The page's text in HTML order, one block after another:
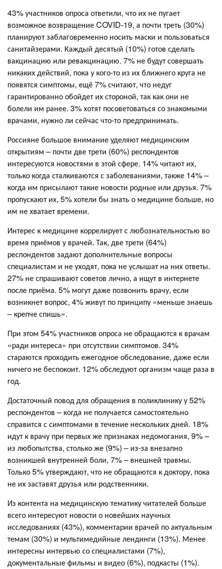
43% участников опроса ответили, что их не пугает
возможное возвращение COVID-19, а почти треть (30%)
планируют заблаговременно носить маски и пользоваться
санитайзерами. Каждый десятый (10%) готов сделать
вакцинацию или ревакцинацию. 7% не будут совершать
никаких действий, пока у кого-то из их ближнего круга не
появятся симптомы, ещё 7% считают, что недуг
гарантированно обойдет их стороной, так как они не
болели им ранее. 3% хотят посоветоваться со знакомыми
врачами, нужно ли сейчас что-то предпринимать.
Россияне большое внимание уделяют медицинским
открытиям – почти две трети (60%) респондентов
интересуются новостями в этой сфере. 14% читают их,
только когда сталкиваются с заболеваниями, также 14% –
когда им присылают такие новости родные или друзья. 7%
пропускают их, 5% хотели бы знать о медицине больше, но
им не хватает времени.
Интерес к медицине коррелирует с любознательностью во
время приёмов у врачей. Так, две трети (64%)
респондентов задают дополнительные вопросы
специалистам и не уходят, пока не услышат на них ответы.
27% не спрашивают советов лично, а ищут в интернете
после приёма. 5% могут даже позвонить врачу, если
возникнет вопрос, 4% живут по принципу «меньше знаешь
– крепче спишь».
При этом 54% участников опроса не обращаются к врачам
«ради интереса» при отсутствии симптомов. 34%
стараются проходить ежегодное обследование, даже если
ничего не беспокоит. 12% обследуют организм чаще раза в
год.
Достаточный повод для обращения в поликлинику у 52%
респондентов – когда не получается самостоятельно
справится с симптомами в течение нескольких дней. 18%
идут к врачу при первых же признаках недомогания, 9% –
из любопытства, столько же (9%) – из-за внезапно
возникшей внутренней боли, 7% – внешней травмы.
Только 5% утверждают, что не обращаются к доктору, пока
не их заставят друзья или родственники.
Из контента на медицинскую тематику читателей больше
всего интересуют новости о новейших научных
исследованиях (43%), комментарии врачей по актуальным
темам (30%) и мультимедийные лендинги (13%). Менее
интересны интервью со специалистами (7%),
документальные фильмы и видео (6%), подкасты (1%).